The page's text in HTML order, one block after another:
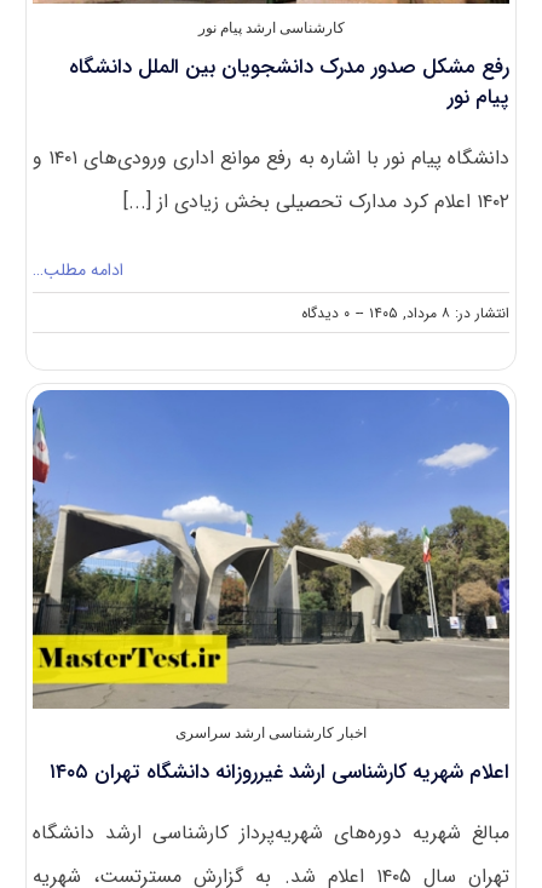
کارشناسی ارشد پیام نور
رفع مشکل صدور مدرک دانشجویان بین الملل دانشگاه
پیام نور
دانشگاه پیام‌ نور با اشاره به رفع موانع اداری ورودی‌های ۱۴۰۱ و
۱۴۰۲ اعلام کرد مدارک تحصیلی بخش زیادی از [...]
ادامه مطلب…
انتشار در: ۸ مرداد, ۱۴۰۵ -- ۰ دیدگاه
on
رفع
صدور
پیام
نور
اخبار کارشناسی ارشد سراسری
اعلام شهریه کارشناسی ارشد غیرروزانه دانشگاه تهران ۱۴۰۵
مبالغ شهریه دوره‌های شهریه‌پرداز کارشناسی ارشد دانشگاه
تهران سال ۱۴۰۵ اعلام شد. به گزارش مسترتست، شهریه